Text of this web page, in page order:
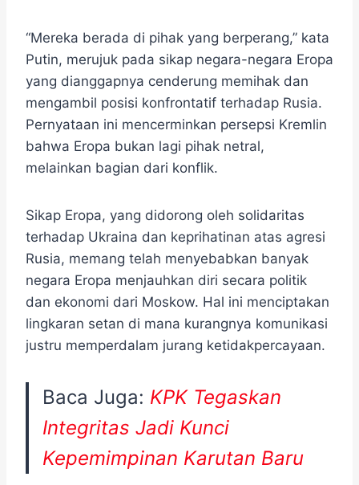
“Mereka berada di pihak yang berperang,” kata
Putin, merujuk pada sikap negara-negara Eropa
yang dianggapnya cenderung memihak dan
mengambil posisi konfrontatif terhadap Rusia.
Pernyataan ini mencerminkan persepsi Kremlin
bahwa Eropa bukan lagi pihak netral,
melainkan bagian dari konflik.
Sikap Eropa, yang didorong oleh solidaritas
terhadap Ukraina dan keprihatinan atas agresi
Rusia, memang telah menyebabkan banyak
negara Eropa menjauhkan diri secara politik
dan ekonomi dari Moskow. Hal ini menciptakan
lingkaran setan di mana kurangnya komunikasi
justru memperdalam jurang ketidakpercayaan.
Baca Juga: KPK Tegaskan
Integritas Jadi Kunci
Kepemimpinan Karutan Baru